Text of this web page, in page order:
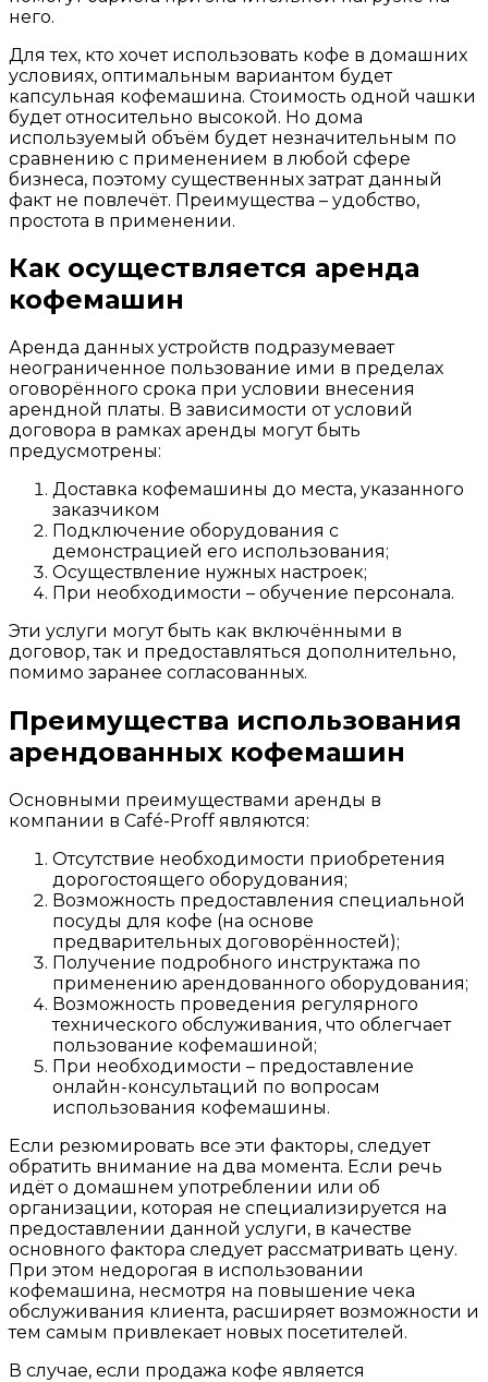
него.
Для тех, кто хочет использовать кофе в домашних
условиях, оптимальным вариантом будет
капсульная кофемашина. Стоимость одной чашки
будет относительно высокой. Но дома
используемый объём будет незначительным по
сравнению с применением в любой сфере
бизнеса, поэтому существенных затрат данный
факт не повлечёт. Преимущества – удобство,
простота в применении.
Как осуществляется аренда
кофемашин
Аренда данных устройств подразумевает
неограниченное пользование ими в пределах
оговорённого срока при условии внесения
арендной платы. В зависимости от условий
договора в рамках аренды могут быть
предусмотрены:
Доставка кофемашины до места, указанного
заказчиком
Подключение оборудования с
демонстрацией его использования;
Осуществление нужных настроек;
При необходимости – обучение персонала.
Эти услуги могут быть как включёнными в
договор, так и предоставляться дополнительно,
помимо заранее согласованных.
Преимущества использования
арендованных кофемашин
Основными преимуществами аренды в
компании в Café-Proff являются:
Отсутствие необходимости приобретения
дорогостоящего оборудования;
Возможность предоставления специальной
посуды для кофе (на основе
предварительных договорённостей);
Получение подробного инструктажа по
применению арендованного оборудования;
Возможность проведения регулярного
технического обслуживания, что облегчает
пользование кофемашиной;
При необходимости – предоставление
онлайн-консультаций по вопросам
использования кофемашины.
Если резюмировать все эти факторы, следует
обратить внимание на два момента. Если речь
идёт о домашнем употреблении или об
организации, которая не специализируется на
предоставлении данной услуги, в качестве
основного фактора следует рассматривать цену.
При этом недорогая в использовании
кофемашина, несмотря на повышение чека
обслуживания клиента, расширяет возможности и
тем самым привлекает новых посетителей.
В случае, если продажа кофе является